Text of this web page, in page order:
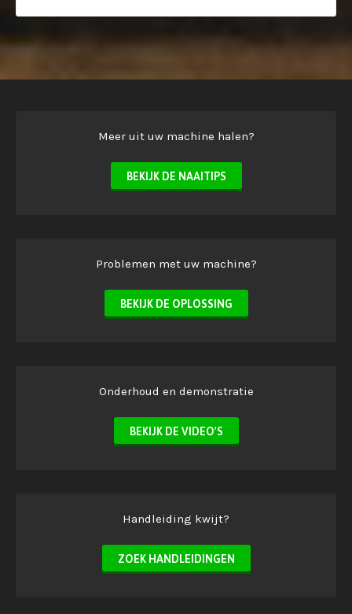
Meer uit uw machine halen?
BEKIJK DE NAAITIPS
Problemen met uw machine?
BEKIJK DE OPLOSSING
Onderhoud en demonstratie
BEKIJK DE VIDEO'S
Handleiding kwijt?
ZOEK HANDLEIDINGEN